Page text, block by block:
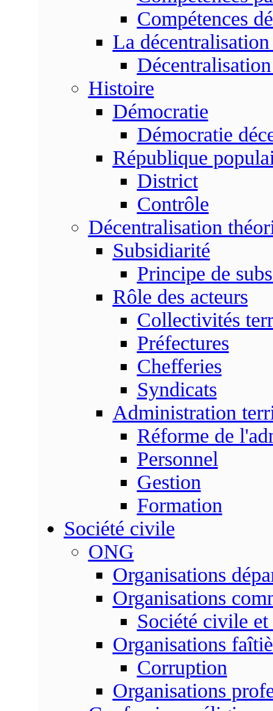
Compétences
La
Histoire
Démocratie
Démocratie
République
District
Contrôle
Décentralisation
Subsidiarité
Principe de
Rôle des acteurs
Collectivités
Préfectures
Chefferies
Syndicats
Administration
Réforme de
Personnel
Gestion
Formation
Société civile
ONG
Organisations
Organisations
Société civile
Organisations
Corruption
Organisations